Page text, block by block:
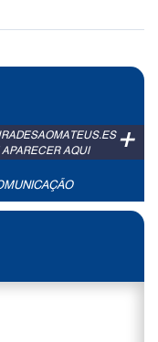
+
AQUI